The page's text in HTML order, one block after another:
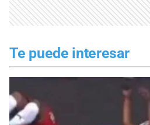
Te puede interesar